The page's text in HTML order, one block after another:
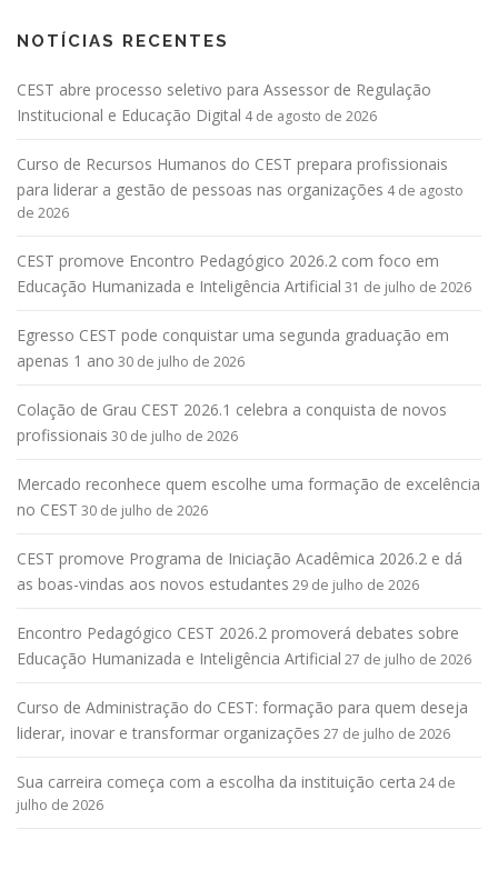
NOTÍCIAS RECENTES
CEST abre processo seletivo para Assessor de Regulação
Institucional e Educação Digital 4 de agosto de 2026
Curso de Recursos Humanos do CEST prepara profissionais
para liderar a gestão de pessoas nas organizações 4 de agosto
de 2026
CEST promove Encontro Pedagógico 2026.2 com foco em
Educação Humanizada e Inteligência Artificial 31 de julho de 2026
Egresso CEST pode conquistar uma segunda graduação em
apenas 1 ano 30 de julho de 2026
Colação de Grau CEST 2026.1 celebra a conquista de novos
profissionais 30 de julho de 2026
Mercado reconhece quem escolhe uma formação de excelência
no CEST 30 de julho de 2026
CEST promove Programa de Iniciação Acadêmica 2026.2 e dá
as boas-vindas aos novos estudantes 29 de julho de 2026
Encontro Pedagógico CEST 2026.2 promoverá debates sobre
Educação Humanizada e Inteligência Artificial 27 de julho de 2026
Curso de Administração do CEST: formação para quem deseja
liderar, inovar e transformar organizações 27 de julho de 2026
Sua carreira começa com a escolha da instituição certa 24 de
julho de 2026